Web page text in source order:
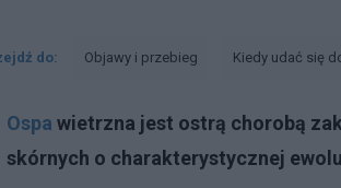
do: Objawy i przebieg Kiedy udać się
Ospa wietrzna jest ostrą chorobą
skórnych o charakterystycznej